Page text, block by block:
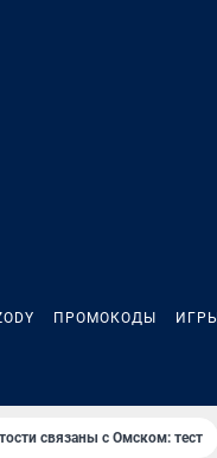
ПРОМОКОДЫ ИГРЫ
связаны с Омском: тест